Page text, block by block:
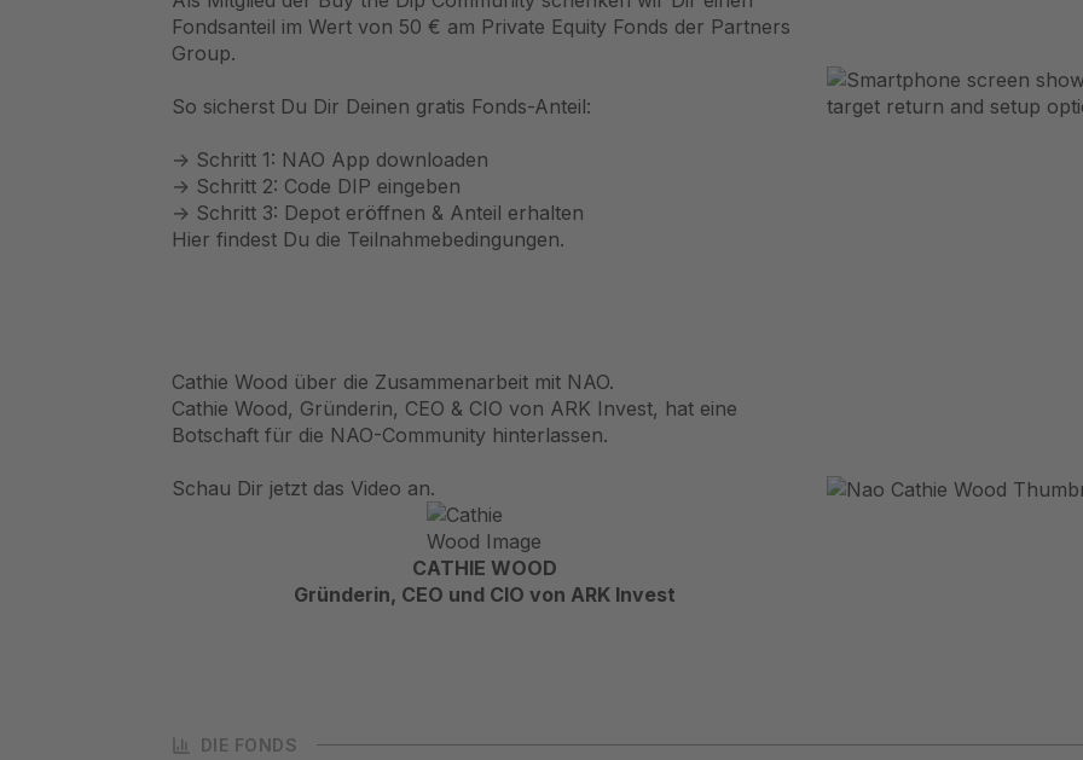
Fondsanteil im Wert von 50 € am Private Equity Fonds der Partners
Group.
So sicherst Du Dir Deinen gratis Fonds-Anteil:
→ Schritt 1: NAO App downloaden
→ Schritt 2: Code DIP eingeben
→ Schritt 3: Depot eröffnen & Anteil erhalten
Hier findest Du die Teilnahmebedingungen.
Cathie Wood über die Zusammenarbeit mit NAO.
Cathie Wood, Gründerin, CEO & CIO von ARK Invest, hat eine
Botschaft für die NAO-Community hinterlassen.
Schau Dir jetzt das Video an.
CATHIE WOOD
Gründerin, CEO und CIO von ARK Invest
DIE FONDS